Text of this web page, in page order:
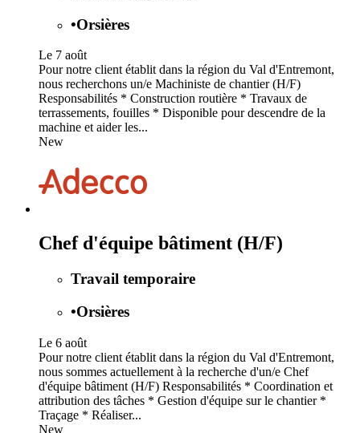
•Orsières
Le 7 août
Pour notre client établit dans la région du Val d'Entremont,
nous recherchons un/e Machiniste de chantier (H/F)
Responsabilités * Construction routière * Travaux de
terrassements, fouilles * Disponible pour descendre de la
machine et aider les...
New
Chef d'équipe bâtiment (H/F)
Travail temporaire
•Orsières
Le 6 août
Pour notre client établit dans la région du Val d'Entremont,
nous sommes actuellement à la recherche d'un/e Chef
d'équipe bâtiment (H/F) Responsabilités * Coordination et
attribution des tâches * Gestion d'équipe sur le chantier *
Traçage * Réaliser...
New